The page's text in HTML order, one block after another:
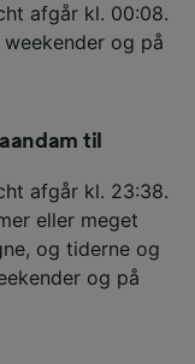
afgår kl. 00:08.
og på
til
afgår kl. 23:38.
eller meget
og tiderne og
og på